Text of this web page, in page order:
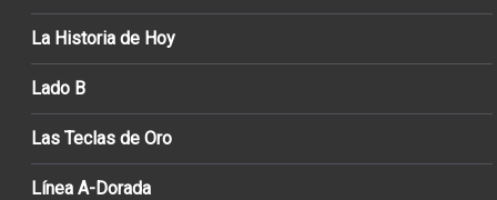
La Historia de Hoy
Lado B
Las Teclas de Oro
Línea A-Dorada